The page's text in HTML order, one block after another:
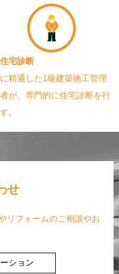
宅診断
精通した1級建築施工管理
が、専門的に住宅診断を行
。
せ
リフォームのご相談やお
ション